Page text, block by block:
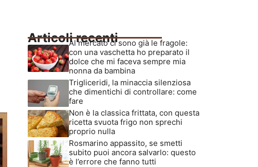
Articoli recenti
Al mercato ci sono già le fragole:
con una vaschetta ho preparato il
dolce che mi faceva sempre mia
nonna da bambina
Trigliceridi, la minaccia silenziosa
che dimentichi di controllare: come
fare
Non è la classica frittata, con questa
ricetta svuota frigo non sprechi
proprio nulla
Rosmarino appassito, se smetti
subito puoi ancora salvarlo: questo
è l’errore che fanno tutti